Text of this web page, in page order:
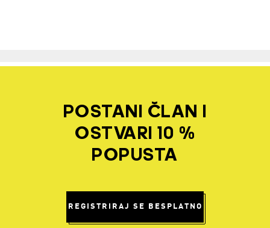
POSTANI ČLAN I
OSTVARI 10 %
POPUSTA
REGISTRIRAJ SE BESPLATNO